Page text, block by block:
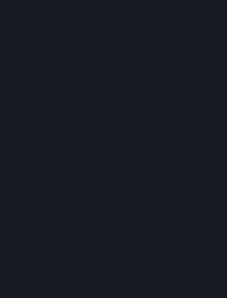
Valve не может предложить возврат
сделанные вне Steam (например,
кошелька Steam, купленные в
Если вы получили блокировку VAC
вы теряете право на возврат
Мы не можем предложить возврат
(например, полнометражные и
сериалы, их эпизоды, а также
исключением случаев, когда видео
контентом, не являющимся видео,